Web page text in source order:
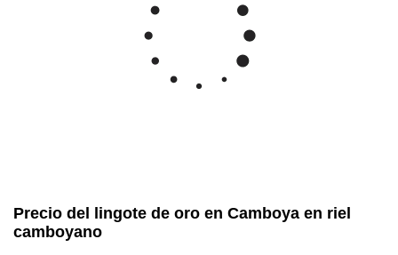
Precio del lingote de oro en Camboya en riel
camboyano